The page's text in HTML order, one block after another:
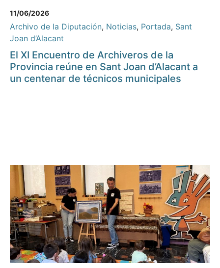
11/06/2026
Archivo de la Diputación, Noticias, Portada, Sant
Joan d’Alacant
El XI Encuentro de Archiveros de la
Provincia reúne en Sant Joan d’Alacant a
un centenar de técnicos municipales